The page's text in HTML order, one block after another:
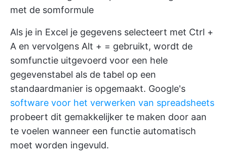
met de somformule
Als je in Excel je gegevens selecteert met Ctrl +
A en vervolgens Alt + = gebruikt, wordt de
somfunctie uitgevoerd voor een hele
gegevenstabel als de tabel op een
standaardmanier is opgemaakt. Google's
software voor het verwerken van spreadsheets
probeert dit gemakkelijker te maken door aan
te voelen wanneer een functie automatisch
moet worden ingevuld.